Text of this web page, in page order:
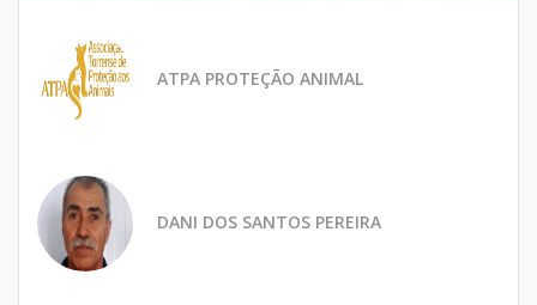
ATPA PROTEÇÃO ANIMAL
DANI DOS SANTOS PEREIRA